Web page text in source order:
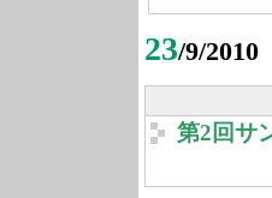
23/9/2010
第2回サ